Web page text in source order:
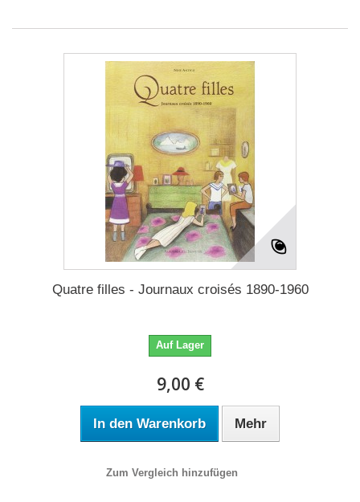
Quatre filles - Journaux croisés 1890-1960
Auf Lager
9,00 €
In den Warenkorb Mehr
Zum Vergleich hinzufügen